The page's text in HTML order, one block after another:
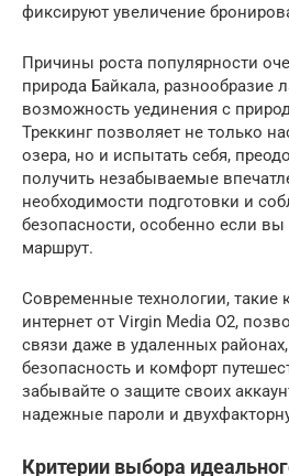
фиксируют увеличение
Причины роста популярности
природа Байкала, разнообразие
возможность уединения с
Треккинг позволяет не только
озера, но и испытать себя,
получить незабываемые
необходимости подготовки и
безопасности, особенно если
маршрут.
Современные технологии, такие
интернет от Virgin Media O2,
связи даже в удаленных
безопасность и комфорт
забывайте о защите своих
надежные пароли и
Критерии выбора